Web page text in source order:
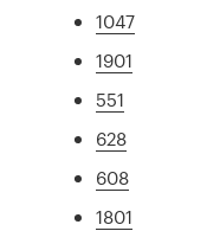
1047
1901
551
628
608
1801